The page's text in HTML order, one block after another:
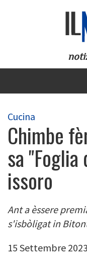
Navigazione
principale
Cucina
Chimbe
sa "Foglia
issoro
Ant a èssere
s'isbòligat in
15 Settembre 2023